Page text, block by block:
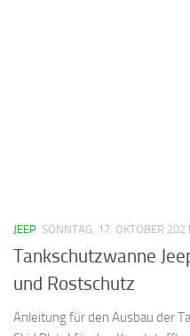
JEEP SONNTAG, 17. OKTOBER 2021
Tankschutzwanne
und Rostschutz
Anleitung für den Ausbau der